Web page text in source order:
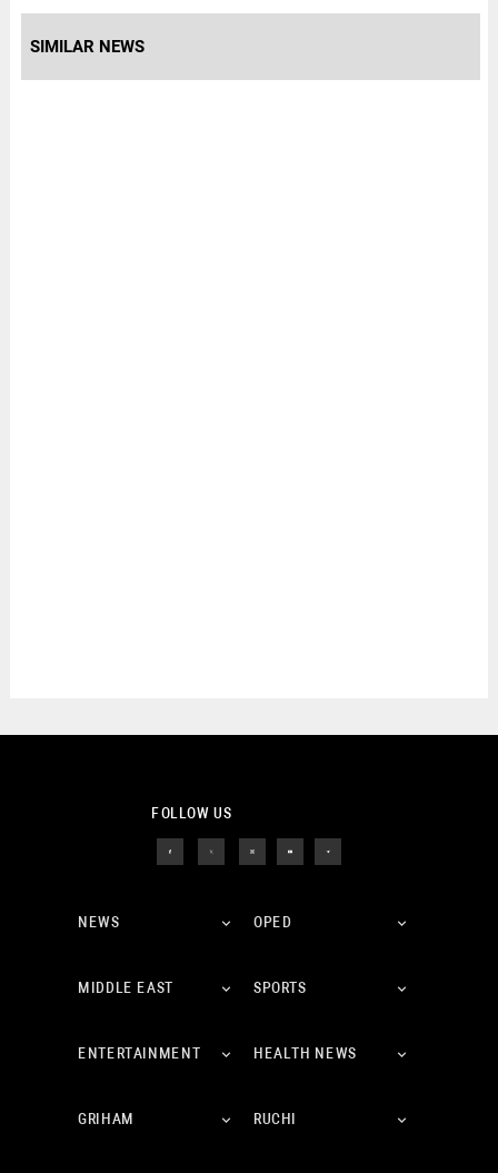
SIMILAR NEWS
FOLLOW US
NEWS OPED
MIDDLE EAST SPORTS
ENTERTAINMENT HEALTH NEWS
GRIHAM RUCHI